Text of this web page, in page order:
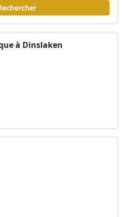
à Dinslaken